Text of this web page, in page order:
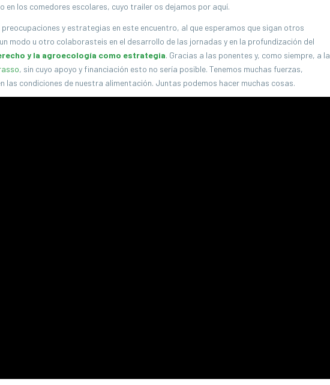
en los comedores escolares, cuyo trailer os dejamos por aquí.
y estrategias en este encuentro, al que esperamos que sigan otros
modo u otro colaborasteis en el desarrollo de las jornadas y en la profundización del
y la agroecología como estrategia. Gracias a las ponentes y, como siempre, a la
, sin cuyo apoyo y financiación esto no sería posible. Tenemos muchas fuerzas,
las condiciones de nuestra alimentación. Juntas podemos hacer muchas cosas.